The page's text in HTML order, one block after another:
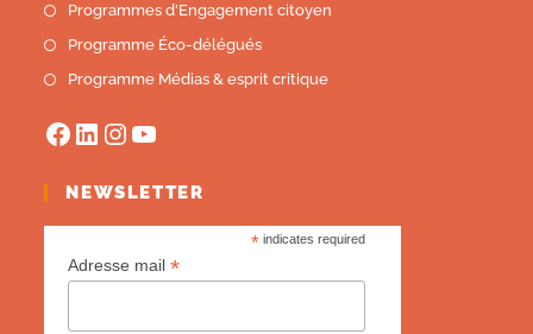
Programmes d'Engagement citoyen
Programme Éco-délégués
Programme Médias & esprit critique
NEWSLETTER
* indicates required
Adresse mail*